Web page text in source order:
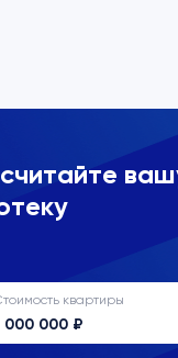
квартиры
ВТБ
Процентная ставка
Срок кредитования
до 30 лет